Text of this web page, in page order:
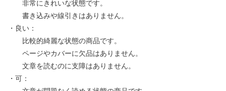
非常にきれいな状態です。
書き込みや線引きはありません。
・良い：
比較的綺麗な状態の商品です。
ページやカバーに欠品はありません。
文章を読むのに支障はありません。
・可：